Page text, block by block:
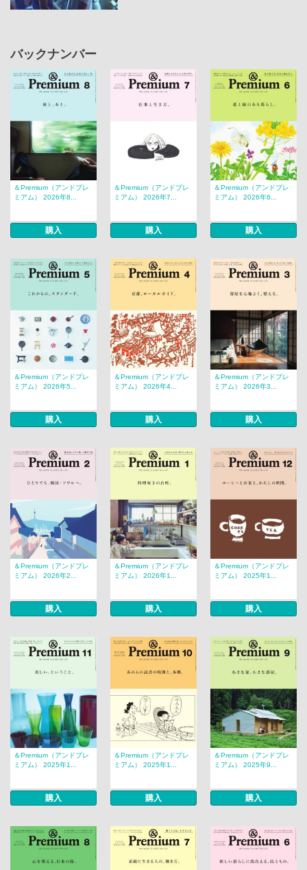
バックナンバー
＆Premium（アンドプレ
ミアム） 2026年8...
購入
＆Premium（アンドプレ
ミアム） 2026年7...
購入
＆Premium（アンドプレ
ミアム） 2026年6...
購入
＆Premium（アンドプレ
ミアム） 2026年5...
購入
＆Premium（アンドプレ
ミアム） 2026年4...
購入
＆Premium（アンドプレ
ミアム） 2026年3...
購入
＆Premium（アンドプレ
ミアム） 2026年2...
購入
＆Premium（アンドプレ
ミアム） 2026年1...
購入
＆Premium（アンドプレ
ミアム） 2025年1...
購入
＆Premium（アンドプレ
ミアム） 2025年1...
購入
＆Premium（アンドプレ
ミアム） 2025年1...
購入
＆Premium（アンドプレ
ミアム） 2025年9...
購入